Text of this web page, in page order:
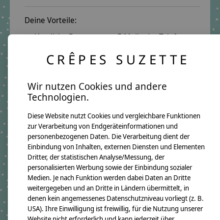
Deine Vorteile:
Herzliche Beratung per E-Mail oder Telefon:
info@crepes-suzette.net
Telefon: +49 221 2616939
Schnelle Lieferung:
In wenigen Tagen kannst Du deine Schultüte in
Über 10 Jahre Erfahrung:
Auf unsere Qualität ist Verlass.
Lange Freude garantiert.
Produktangaben:
Schultüte Yunis 2020
GTIN: 4250608113299
Bezugsmaß:
CRÊPES SUZETTE
Wir nutzen Cookies und andere
Technologien.
Diese Website nutzt Cookies und vergleichbare Funktionen
zur Verarbeitung von Endgeräteinformationen und
personenbezogenen Daten. Die Verarbeitung dient der
Einbindung von Inhalten, externen Diensten und Elementen
Dritter, der statistischen Analyse/Messung, der
personalisierten Werbung sowie der Einbindung sozialer
Medien. Je nach Funktion werden dabei Daten an Dritte
weitergegeben und an Dritte in Ländern übermittelt, in
denen kein angemessenes Datenschutzniveau vorliegt (z. B.
USA). Ihre Einwilligung ist freiwillig, für die Nutzung unserer